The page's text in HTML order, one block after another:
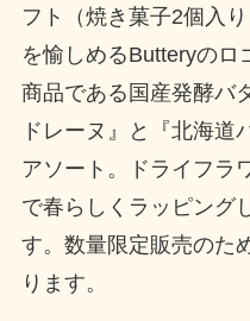
フト（焼き菓子2個入
を愉しめるButteryのロ
商品である国産発酵バ
ドレーヌ』と『北海道
アソート。ドライフラ
で春らしくラッピング
す。数量限定販売のた
ります。